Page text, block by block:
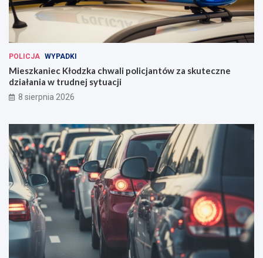
POLICJA WYPADKI
Mieszkaniec Kłodzka chwali policjantów za skuteczne
działania w trudnej sytuacji
8 sierpnia 2026